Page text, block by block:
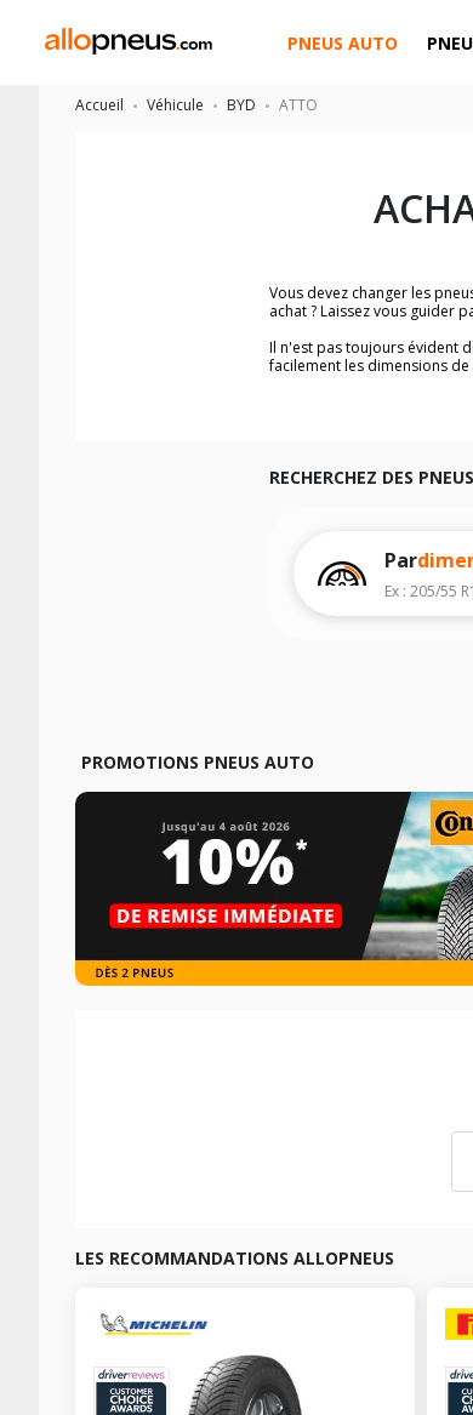
PNEUS AUTO
Accueil Véhicule BYD ATTO
Vous devez changer les
achat ? Laissez vous guider
Il n'est pas toujours évident
facilement les dimensions
véhicule ainsi que sur
Pour cela, veuillez
RECHERCHEZ DES PNEUS
Par
Ex : 205/55
PROMOTIONS PNEUS AUTO
LES RECOMMANDATIONS ALLOPNEUS